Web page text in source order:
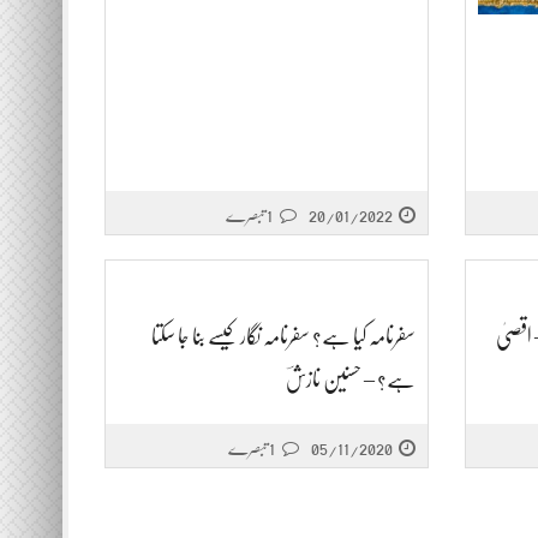
20/01/2022
اقصیٰ سفرنامہ کیا ہے؟ سفرنامہ نگار کیسے بنا جا سکتا
ہے؟ – حسنین نازشؔ
05/11/2020